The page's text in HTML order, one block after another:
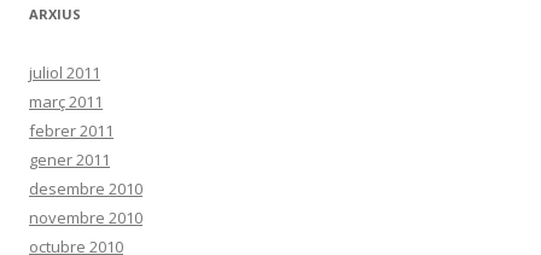
ARXIUS
juliol 2011
març 2011
febrer 2011
gener 2011
desembre 2010
novembre 2010
octubre 2010